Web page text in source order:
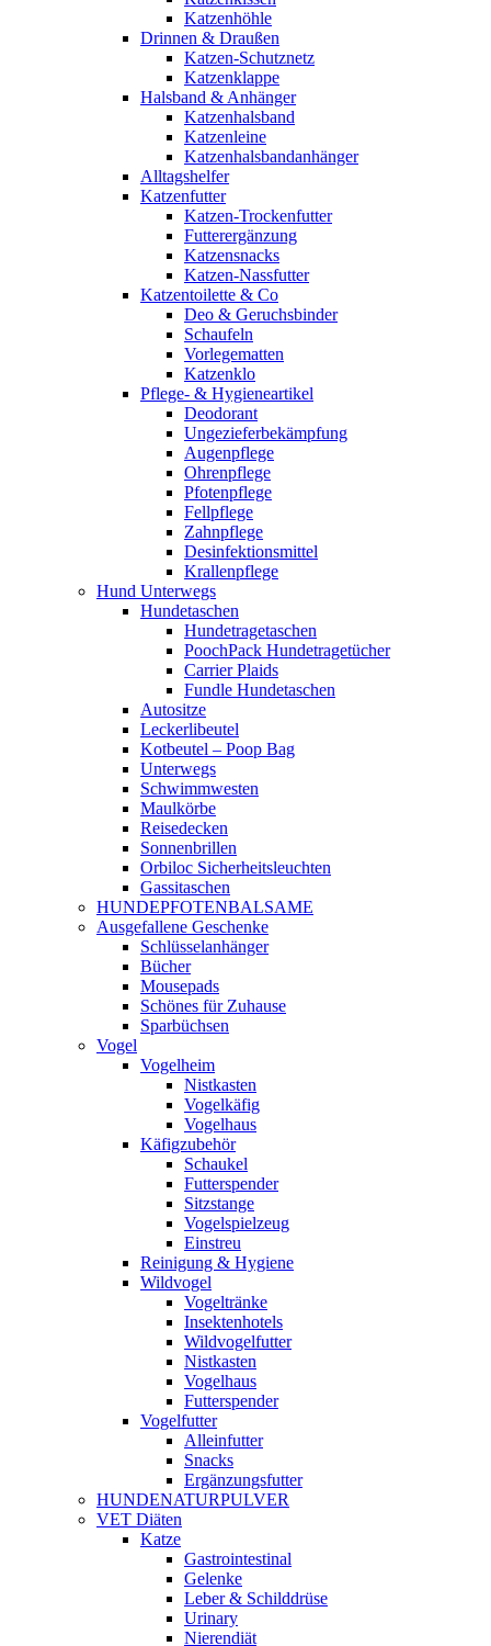
Katzenhöhle
Drinnen & Draußen
Katzen-Schutznetz
Katzenklappe
Halsband & Anhänger
Katzenhalsband
Katzenleine
Katzenhalsbandanhänger
Alltagshelfer
Katzenfutter
Katzen-Trockenfutter
Futterergänzung
Katzensnacks
Katzen-Nassfutter
Katzentoilette & Co
Deo & Geruchsbinder
Schaufeln
Vorlegematten
Katzenklo
Pflege- & Hygieneartikel
Deodorant
Ungezieferbekämpfung
Augenpflege
Ohrenpflege
Pfotenpflege
Fellpflege
Zahnpflege
Desinfektionsmittel
Krallenpflege
Hund Unterwegs
Hundetaschen
Hundetragetaschen
PoochPack Hundetragetücher
Carrier Plaids
Fundle Hundetaschen
Autositze
Leckerlibeutel
Kotbeutel – Poop Bag
Unterwegs
Schwimmwesten
Maulkörbe
Reisedecken
Sonnenbrillen
Orbiloc Sicherheitsleuchten
Gassitaschen
HUNDEPFOTENBALSAME
Ausgefallene Geschenke
Schlüsselanhänger
Bücher
Mousepads
Schönes für Zuhause
Sparbüchsen
Vogel
Vogelheim
Nistkasten
Vogelkäfig
Vogelhaus
Käfigzubehör
Schaukel
Futterspender
Sitzstange
Vogelspielzeug
Einstreu
Reinigung & Hygiene
Wildvogel
Vogeltränke
Insektenhotels
Wildvogelfutter
Nistkasten
Vogelhaus
Futterspender
Vogelfutter
Alleinfutter
Snacks
Ergänzungsfutter
HUNDENATURPULVER
VET Diäten
Katze
Gastrointestinal
Gelenke
Leber & Schilddrüse
Urinary
Nierendiät